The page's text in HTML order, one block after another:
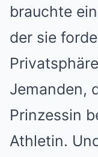
brauchte
der sie
Jemanden,
Prinzessin
Athletin.